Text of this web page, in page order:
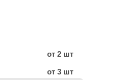
от 2 шт
от 3 шт